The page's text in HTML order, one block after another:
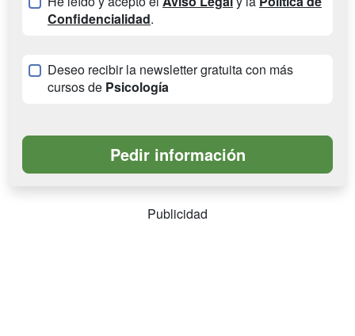
Confidencialidad.
Deseo recibir la newsletter gratuita con más
cursos de Psicología
Publicidad